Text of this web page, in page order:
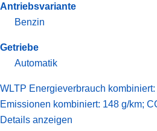
Antriebsvariante
Benzin
Getriebe
Automatik
WLTP Energieverbrauch
Emissionen kombiniert: 148 g/km;
Details anzeigen